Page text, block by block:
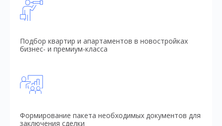
Подбор квартир и апартаментов в новостройках
бизнес- и премиум-класса
Формирование пакета необходимых документов для
заключения сделки